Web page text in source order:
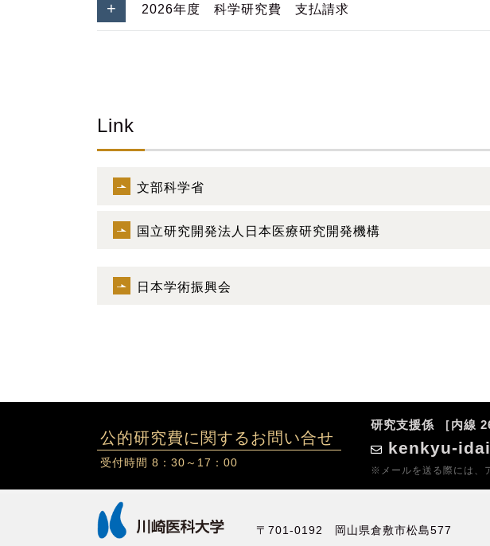
2026年度 科学研究費 支払請求
Link
文部科学省
国立研究開発法人日本医療研究開発機構
日本学術振興会
公的研究費に関するお問い合せ
受付時間 8：30～17：00
研究支援係 ［内線
kenkyu-
※メールを送る際には、
〒701-0192 岡山県倉敷市松島577